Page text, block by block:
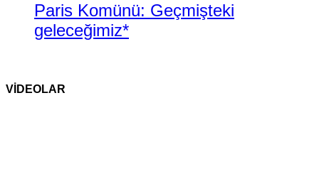
Paris Komünü: Geçmişteki
geleceğimiz*
VİDEOLAR